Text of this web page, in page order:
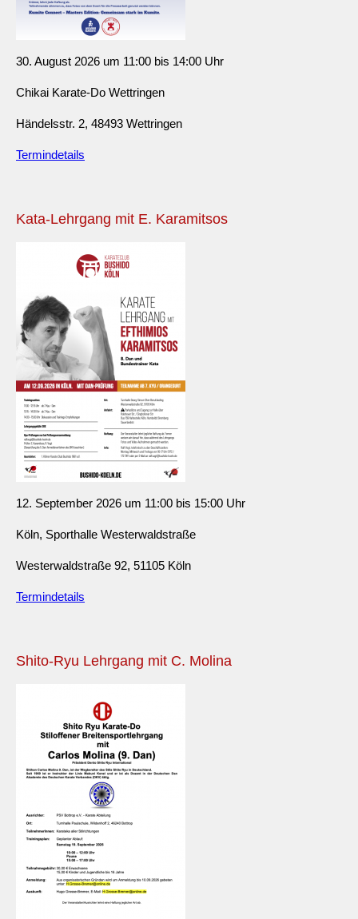
30. August 2026 um 11:00 bis 14:00 Uhr
Chikai Karate-Do Wettringen
Händelsstr. 2, 48493 Wettringen
Termindetails
Kata-Lehrgang mit E. Karamitsos
12. September 2026 um 11:00 bis 15:00 Uhr
Köln, Sporthalle Westerwaldstraße
Westerwaldstraße 92, 51105 Köln
Termindetails
Shito-Ryu Lehrgang mit C. Molina